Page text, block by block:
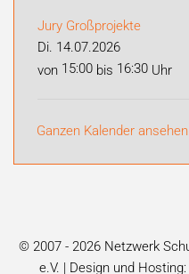
Jury Großprojekte
Di. 14.07.2026
von 15:00bis 16:30Uhr
Ganzen Kalender ansehen
© 2007 - 2026Netzwerk
e.V. | Design und Hosting: